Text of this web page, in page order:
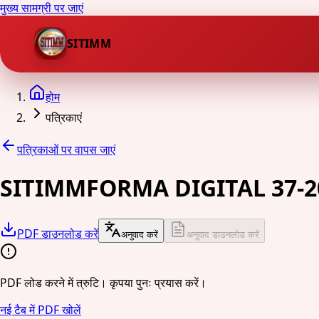
मुख्य सामग्री पर जाएं
SITIMM
होम
पत्रिकाएं
पत्रिकाओं पर वापस जाएं
SITIMMFORMA DIGITAL 37-
PDF डाउनलोड करें अनुवाद करें अनुवाद डाउनलोड करें
PDF लोड करने में त्रुटि। कृपया पुनः प्रयास करें।
नई टैब में PDF खोलें